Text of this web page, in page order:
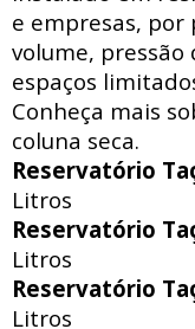
e empresas,
volume, pressão
espaços
Conheça mais
coluna seca.
Reservatório
Litros
Reservatório
Litros
Reservatório
Litros